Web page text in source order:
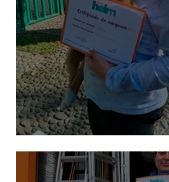
Bellota